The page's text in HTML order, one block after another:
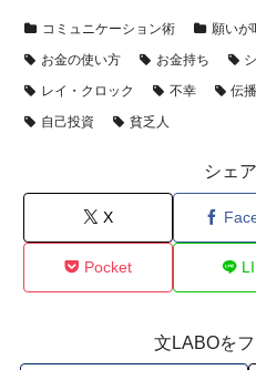
コミュニケーション術 願いが
お金の使い方
お金持ち
レイ・クロック
不幸 伝播
自己投資
貧乏人
シェ
X
Pocket
文LABOを